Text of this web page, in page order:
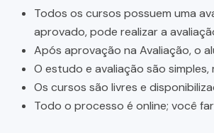
Todos os cursos possuem uma
aprovado, pode realizar a
Após aprovação na Avaliação, o
O estudo e avaliação são
Os cursos são livres e
Todo o processo é online; você